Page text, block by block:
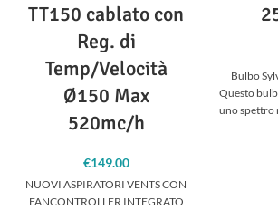
TT150 cablato con
Reg. di
Temp/Velocità
Ø150 Max
520mc/h
€149.00
NUOVI ASPIRATORI VENTS CON
FANCONTROLLER INTEGRATO
Bulbo
Questo
uno spettro